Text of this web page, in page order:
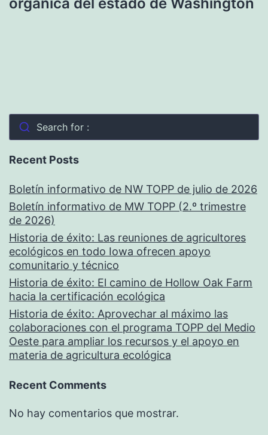
Search for :
Recent Posts
Boletín informativo de NW TOPP de julio de 2026
Boletín informativo de MW TOPP (2.º trimestre
de 2026)
Historia de éxito: Las reuniones de agricultores
ecológicos en todo Iowa ofrecen apoyo
comunitario y técnico
Historia de éxito: El camino de Hollow Oak Farm
hacia la certificación ecológica
Historia de éxito: Aprovechar al máximo las
colaboraciones con el programa TOPP del Medio
Oeste para ampliar los recursos y el apoyo en
materia de agricultura ecológica
Recent Comments
No hay comentarios que mostrar.